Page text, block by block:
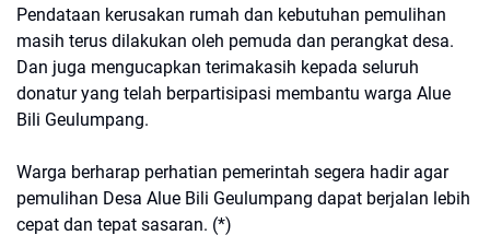
Pendataan kerusakan rumah dan kebutuhan pemulihan
masih terus dilakukan oleh pemuda dan perangkat desa.
Dan juga mengucapkan terimakasih kepada seluruh
donatur yang telah berpartisipasi membantu warga Alue
Bili Geulumpang.
Warga berharap perhatian pemerintah segera hadir agar
pemulihan Desa Alue Bili Geulumpang dapat berjalan lebih
cepat dan tepat sasaran. (*)